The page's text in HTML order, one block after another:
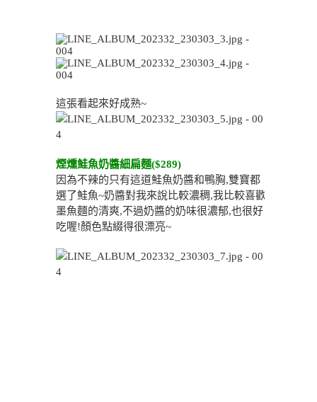
這張看起來好成熟~
煙燻鮭魚奶醬細扁麵($289)
因為不辣的只有這道鮭魚奶醬和鴨胸,雙寶都
選了鮭魚~奶醬對我來說比較濃稠,我比較喜歡
墨魚麵的清爽,不過奶醬的奶味很濃郁,也很好
吃喔!顏色點綴得很漂亮~